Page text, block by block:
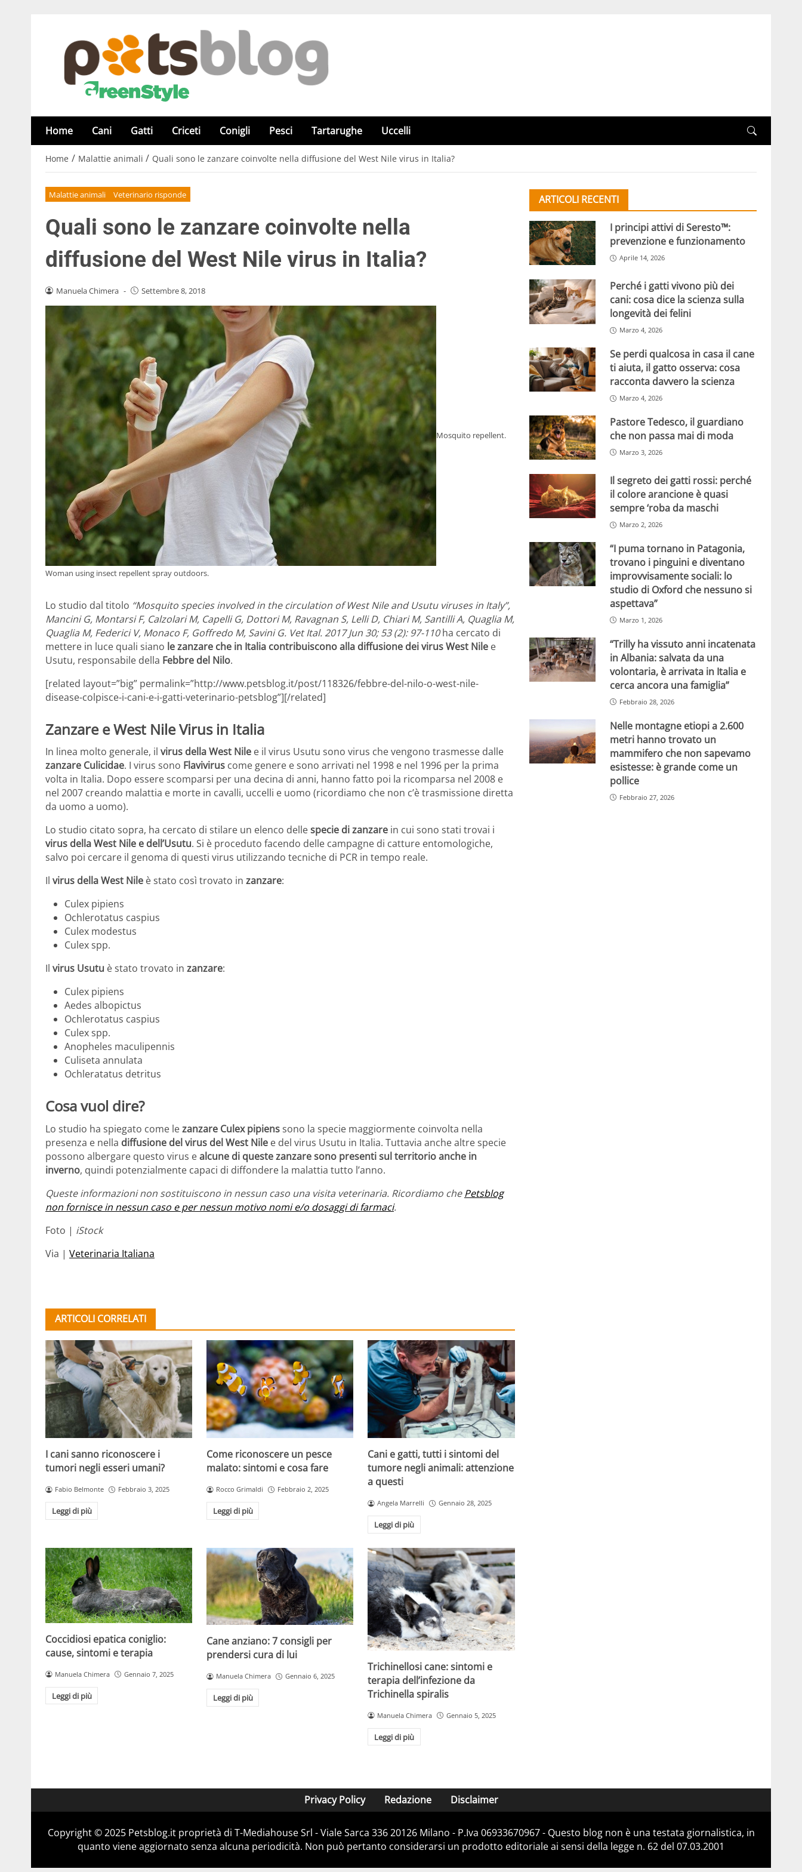
Home Cani Gatti Criceti Conigli Pesci Tartarughe Uccelli
Home / Malattie animali / Quali sono le zanzare coinvolte nella diffusione del West Nile virus in Italia?
Malattie animali Veterinario risponde
Quali sono le zanzare coinvolte nella
diffusione del West Nile virus in Italia?
Manuela Chimera - Settembre 8, 2018
Mosquito repellent.
Woman using insect repellent spray outdoors.
Lo studio dal titolo “Mosquito species involved in the circulation of West Nile and Usutu viruses in Italy”,
Mancini G, Montarsi F, Calzolari M, Capelli G, Dottori M, Ravagnan S, Lelli D, Chiari M, Santilli A, Quaglia M,
Quaglia M, Federici V, Monaco F, Goffredo M, Savini G. Vet Ital. 2017 Jun 30; 53 (2): 97-110ha cercato di
mettere in luce quali siano le zanzare che in Italia contribuiscono alla diffusione dei virus West Nile e
Usutu, responsabile della Febbre del Nilo.
[related layout=”big” permalink=”http://www.petsblog.it/post/118326/febbre-del-nilo-o-west-nile-
disease-colpisce-i-cani-e-i-gatti-veterinario-petsblog”][/related]
Zanzare e West Nile Virus in Italia
In linea molto generale, il virus della West Nile e il virus Usutu sono virus che vengono trasmesse dalle
zanzare Culicidae. I virus sono Flavivirus come genere e sono arrivati nel 1998 e nel 1996 per la prima
volta in Italia. Dopo essere scomparsi per una decina di anni, hanno fatto poi la ricomparsa nel 2008 e
nel 2007 creando malattia e morte in cavalli, uccelli e uomo (ricordiamo che non c’è trasmissione diretta
da uomo a uomo).
Lo studio citato sopra, ha cercato di stilare un elenco dellespecie di zanzare in cui sono stati trovai i
virus della West Nile e dell’Usutu. Si è proceduto facendo delle campagne di catture entomologiche,
salvo poi cercare il genoma di questi virus utilizzando tecniche di PCR in tempo reale.
Il virus della West Nile è stato così trovato in zanzare:
Culex pipiens
Ochlerotatus caspius
Culex modestus
Culex spp.
Il virus Usutu è stato trovato in zanzare:
Culex pipiens
Aedes albopictus
Ochlerotatus caspius
Culex spp.
Anopheles maculipennis
Culiseta annulata
Ochleratatus detritus
Cosa vuol dire?
Lo studio ha spiegato come lezanzare Culex pipienssono la specie maggiormente coinvolta nella
presenza e nella diffusione del virus del West Nile e del virus Usutu in Italia. Tuttavia anche altre specie
possono albergare questo virus ealcune di queste zanzare sono presenti sul territorio anche in
inverno, quindi potenzialmente capaci di diffondere la malattia tutto l’anno.
Queste informazioni non sostituiscono in nessun caso una visita veterinaria. Ricordiamo chePetsblog
non fornisce in nessun caso e per nessun motivo nomi e/o dosaggi di farmaci.
Foto | iStock
Via | Veterinaria Italiana
ARTICOLI CORRELATI
I cani sanno riconoscere i
tumori negli esseri umani?
Fabio Belmonte Febbraio 3, 2025
Leggi di più
Come riconoscere un pesce
malato: sintomi e cosa fare
Rocco Grimaldi Febbraio 2, 2025
Leggi di più
Cani e gatti, tutti i sintomi del
tumore negli animali: attenzione
a questi
Angela Marrelli Gennaio 28, 2025
Leggi di più
Coccidiosi epatica coniglio:
cause, sintomi e terapia
Manuela Chimera Gennaio 7, 2025
Leggi di più
Cane anziano: 7 consigli per
prendersi cura di lui
Manuela Chimera Gennaio 6, 2025
Leggi di più
Trichinellosi cane: sintomi e
terapia dell’infezione da
Trichinella spiralis
Manuela Chimera Gennaio 5, 2025
Leggi di più
ARTICOLI RECENTI
I principi attivi di Seresto™:
prevenzione e funzionamento
Aprile 14, 2026
Perché i gatti vivono più dei
cani: cosa dice la scienza sulla
longevità dei felini
Marzo 4, 2026
Se perdi qualcosa in casa il cane
ti aiuta, il gatto osserva: cosa
racconta davvero la scienza
Marzo 4, 2026
Pastore Tedesco, il guardiano
che non passa mai di moda
Marzo 3, 2026
Il segreto dei gatti rossi: perché
il colore arancione è quasi
sempre ‘roba da maschi
Marzo 2, 2026
“I puma tornano in Patagonia,
trovano i pinguini e diventano
improvvisamente sociali: lo
studio di Oxford che nessuno si
aspettava”
Marzo 1, 2026
“Trilly ha vissuto anni incatenata
in Albania: salvata da una
volontaria, è arrivata in Italia e
cerca ancora una famiglia”
Febbraio 28, 2026
Nelle montagne etiopi a 2.600
metri hanno trovato un
mammifero che non sapevamo
esistesse: è grande come un
pollice
Febbraio 27, 2026
Privacy Policy Redazione Disclaimer
Copyright © 2025 Petsblog.it proprietà di T-Mediahouse Srl - Viale Sarca 336 20126 Milano - P.Iva 06933670967 - Questo blog non è una testata giornalistica, in
quanto viene aggiornato senza alcuna periodicità. Non può pertanto considerarsi un prodotto editoriale ai sensi della legge n. 62 del 07.03.2001